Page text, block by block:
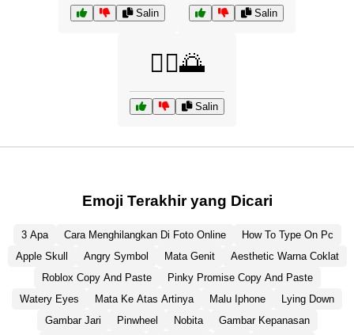
Salin Salin
🧘‍♀️🌅
Salin
Emoji Terakhir yang Dicari
3 Apa Cara Menghilangkan Di Foto Online
How To Type On Pc
Apple Skull
Angry Symbol Mata Genit
Aesthetic Warna Coklat
Roblox Copy And Paste
Pinky Promise Copy And Paste
Watery Eyes
Mata Ke Atas Artinya Malu Iphone
Lying Down
Gambar Jari
Pinwheel Nobita
Gambar Kepanasan